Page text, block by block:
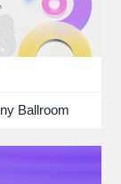
Ballroom